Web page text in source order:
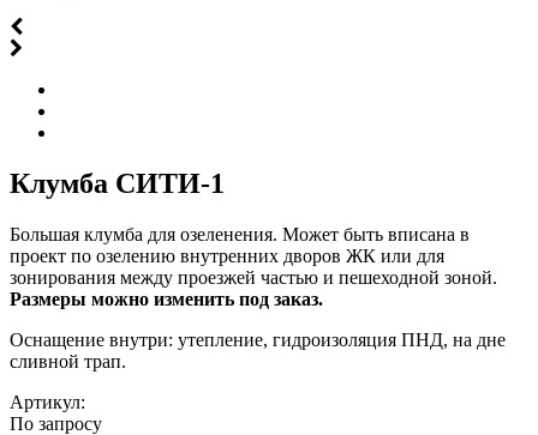
Клумба СИТИ-1
Большая клумба для озеленения. Может быть вписана в
проект по озелению внутренних дворов ЖК или для
зонирования между проезжей частью и пешеходной зоной.
Размеры можно изменить под заказ.
Оснащение внутри: утепление, гидроизоляция ПНД, на дне
сливной трап.
Артикул:
По запросу